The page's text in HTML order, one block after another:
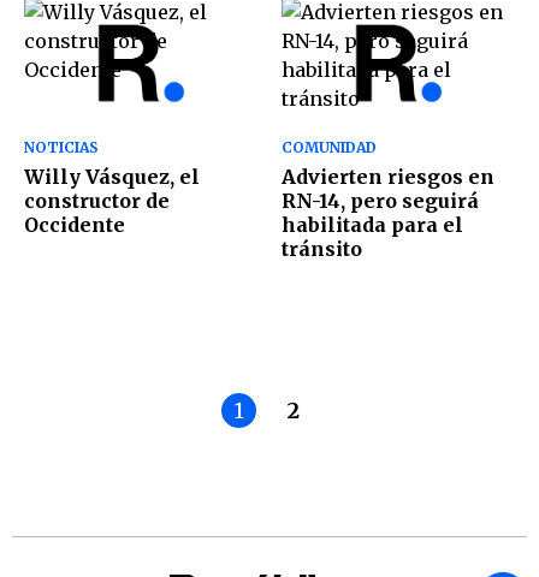
NOTICIAS
Willy Vásquez, el
constructor de
Occidente
COMUNIDAD
Advierten riesgos en
RN-14, pero seguirá
habilitada para el
tránsito
1 2